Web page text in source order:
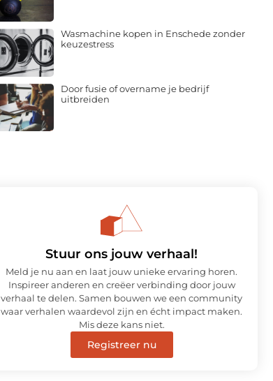
Wasmachine kopen in Enschede zonder
keuzestress
Door fusie of overname je bedrijf
uitbreiden
Stuur ons jouw verhaal!
Meld je nu aan en laat jouw unieke ervaring horen.
Inspireer anderen en creëer verbinding door jouw
verhaal te delen. Samen bouwen we een community
waar verhalen waardevol zijn en écht impact maken.
Mis deze kans niet.
Registreer nu